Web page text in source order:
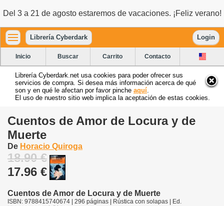
Del 3 a 21 de agosto estaremos de vacaciones. ¡Feliz verano!
Librería Cyberdark Login
Inicio Buscar Carrito Contacto
Librería Cyberdark.net usa cookies para poder ofrecer sus
servicios de compra. Si desea más información acerca de qué
son y en qué le afectan por favor pinche aquí
El uso de nuestro sitio web implica la aceptación de estas cookies.
Cuentos de Amor de Locura y de
Muerte
De Horacio Quiroga
18.90 €
17.96 €
Cuentos de Amor de Locura y de Muerte
ISBN: 9788415740674 | 296 páginas | Rústica con solapas | Ed.